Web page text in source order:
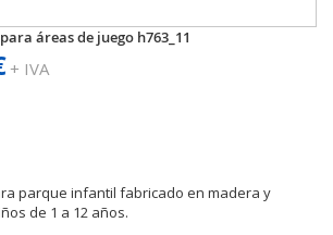
áreas de juego h763_11
+ IVA
parque infantil fabricado en madera y
de 1 a 12 años.